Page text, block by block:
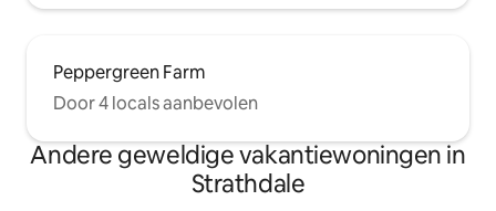
Peppergreen Farm
Door 4 locals aanbevolen
Andere geweldige vakantiewoningen in
Strathdale